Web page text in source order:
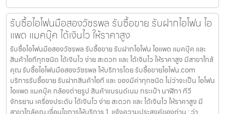
รับซื้อไอโฟนมือสองวัชรพล รับซื้อขาย รับฝากไอโฟน ไอ
แพด แมคบุ๊ค ได้เงินไว ให้ราคาสูง
รับซื้อไอโฟนมือสองวัชรพล รับซื้อขาย รับฝากไอโฟน ไอแพด แมคบุ๊ค และ
สินค้าไอทีทุกชนิด ได้เงินไว ง่าย สะดวก และ ได้เงินไว ให้ราคาสูง มีสาขาใกล้
คุณ รับซื้อไอโฟนมือสองวัชรพล ให้บริการโดย รับซื้อขายไอโฟน.com
บริการรับซื้อขาย รับฝากสินค้าไอที และ ของมีค่าทุกชนิด ไม่ว่าจะเป็น ไอโฟน
ไอแพด แมคบุ๊ค กล้องถ่ายรูป สินค้าแบรนด์เนม กระเป๋า นาฬิกา ทีวี
จักรยาน เครื่องประดับ ได้เงินไว ง่าย สะดวก และ ได้เงินไว ให้ราคาสูง มี